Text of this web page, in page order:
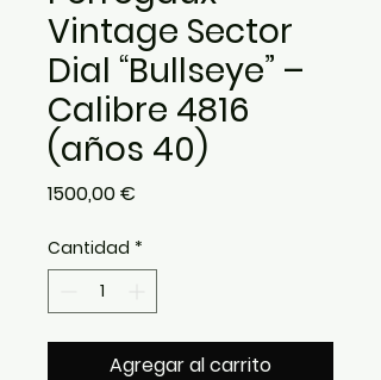
Vintage Sector
Dial “Bullseye” –
Calibre 4816
(años 40)
1500,00 €
Cantidad *
Agregar al carrito